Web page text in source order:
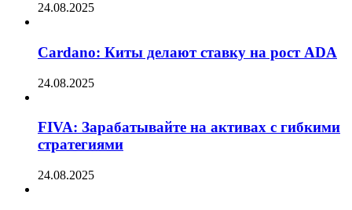
24.08.2025
Cardano: Киты делают ставку на рост ADA
24.08.2025
FIVA: Зарабатывайте на активах с гибкими
стратегиями
24.08.2025